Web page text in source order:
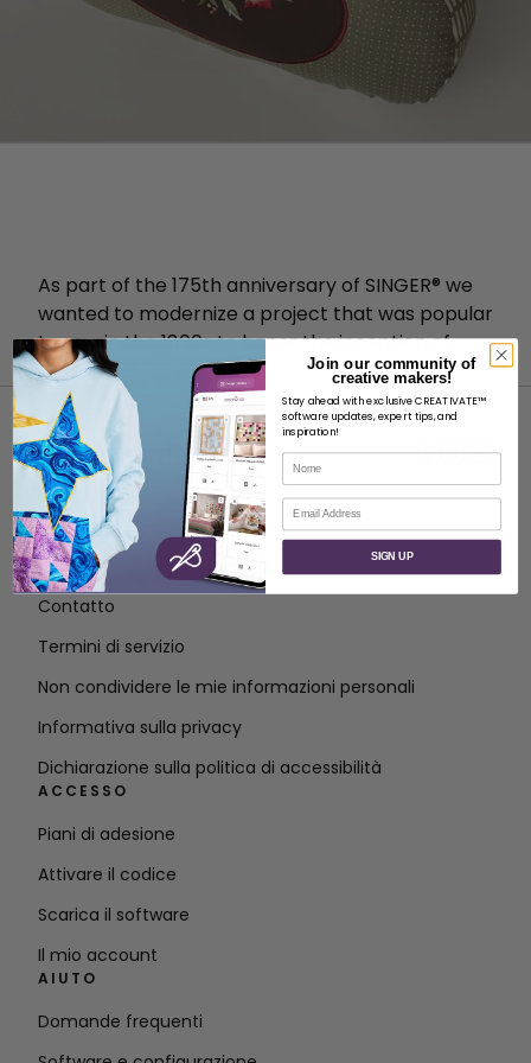
As part of the 175th anniversary of SINGER® we
wanted to modernize a project that was popular
to sew in the 1800s to honor the inception of
Singer in 1851.
INFORMAZIONI
Informazioni su SVP Worldwide
Contatto
Termini di servizio
Non condividere le mie informazioni personali
Informativa sulla privacy
Dichiarazione sulla politica di accessibilità
ACCESSO
Piani di adesione
Attivare il codice
Scarica il software
Il mio account
AIUTO
Domande frequenti
Join our community of
creative makers!
Stay ahead with exclusive CREATIVATE™
software updates, expert tips, and
inspiration!
Nome
Email
SIGN UP